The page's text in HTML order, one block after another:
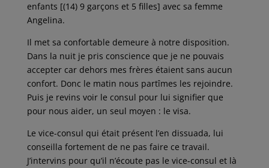
enfants [(14) 9 garçons et 5 filles] avec sa femme
Angelina.
Il met sa confortable demeure à notre disposition.
Dans la nuit je pris conscience que je ne pouvais
accepter car dehors mes frères étaient sans aucun
confort. Donc le matin nous partîmes les rejoindre.
Puis je revins voir le consul pour lui signifier que
pour nous aider, un seul moyen : le visa.
Le vice-consul qui était présent l’en dissuada, lui
conseilla fortement de ne pas faire ce travail.
J’intervins pour qu’il n’écoute pas le vice-consul et là